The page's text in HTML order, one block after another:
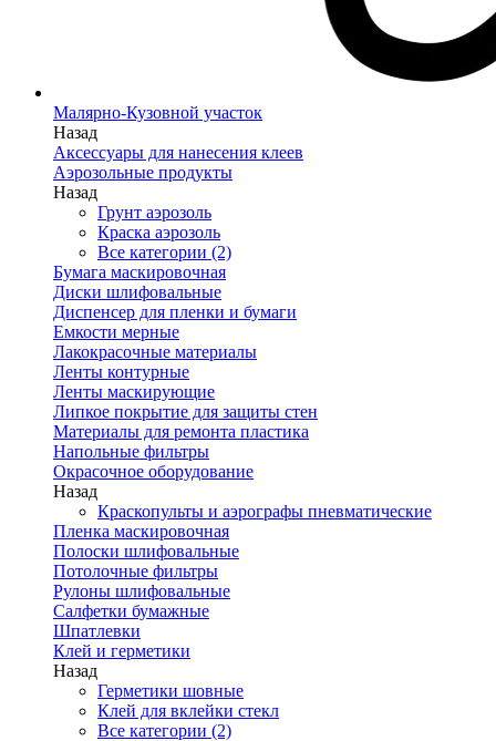
Малярно-Кузовной участок
Назад
Аксессуары для нанесения клеев
Аэрозольные продукты
Назад
Грунт аэрозоль
Краска аэрозоль
Все категории (2)
Бумага маскировочная
Диски шлифовальные
Диспенсер для пленки и бумаги
Емкости мерные
Лакокрасочные материалы
Ленты контурные
Ленты маскирующие
Липкое покрытие для защиты стен
Материалы для ремонта пластика
Напольные фильтры
Окрасочное оборудование
Назад
Краскопульты и аэрографы пневматические
Пленка маскировочная
Полоски шлифовальные
Потолочные фильтры
Рулоны шлифовальные
Салфетки бумажные
Шпатлевки
Клей и герметики
Назад
Герметики шовные
Клей для вклейки стекл
Все категории (2)